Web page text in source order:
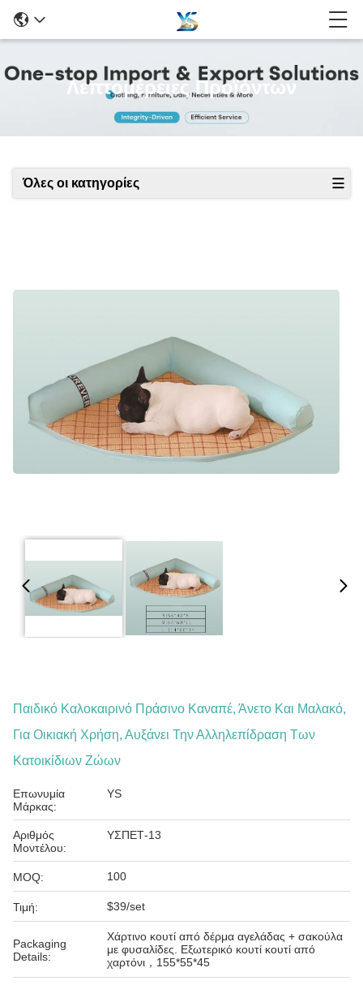
Λεπτομέρειες Προϊόντων
Όλες οι κατηγορίες
Παιδικό Καλοκαιρινό Πράσινο Καναπέ, Άνετο Και Μαλακό,
Για Οικιακή Χρήση, Αυξάνει Την Αλληλεπίδραση Των
Κατοικίδιων Ζώων
Επωνυμία
Μάρκας:
YS
Αριθμός
Μοντέλου:
ΥΣΠΕΤ-13
MOQ: 100
Τιμή: $39/set
Packaging
Details:
Χάρτινο κουτί από δέρμα αγελάδας + σακούλα
με φυσαλίδες. Εξωτερικό κουτί κουτί από
χαρτόνι，155*55*45